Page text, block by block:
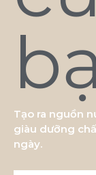
Tạo ra nguồn
giàu dưỡng
ngày.